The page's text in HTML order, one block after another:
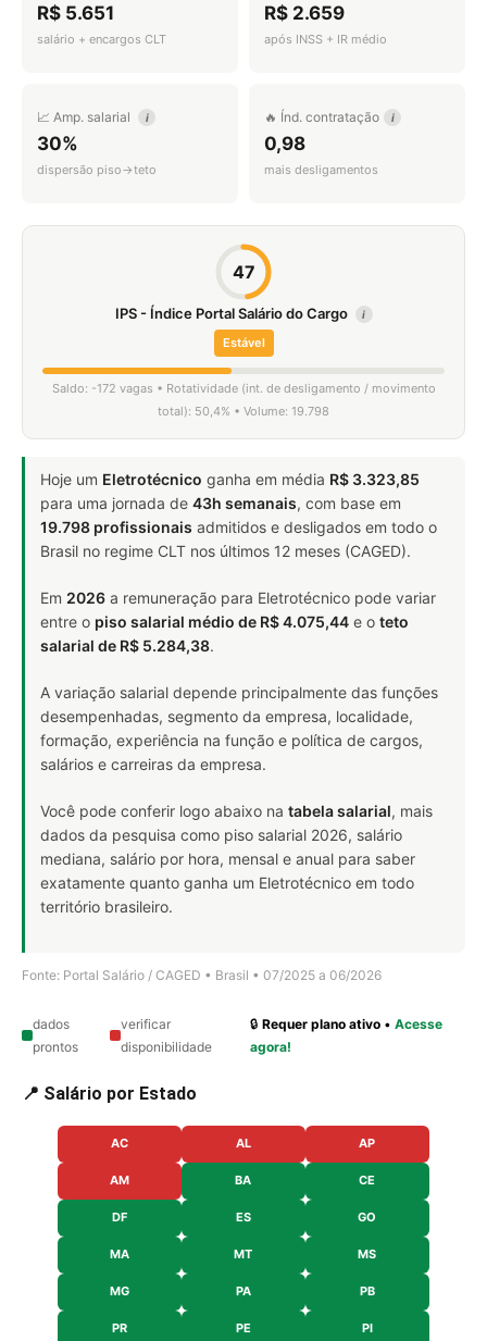
R$ 5.651
salário + encargos CLT
R$ 2.659
após INSS + IR médio
📈 Amp. salarial i
30%
dispersão piso→teto
🔥 Índ. contratação i
0,98
mais desligamentos
47
IPS - Índice Portal Salário do Cargo i
Estável
Saldo: -172 vagas • Rotatividade (int. de desligamento / movimento
total): 50,4% • Volume: 19.798
Hoje um Eletrotécnico ganha em média R$ 3.323,85
para uma jornada de 43h semanais, com base em
19.798 profissionais admitidos e desligados em todo o
Brasil no regime CLT nos últimos 12 meses (CAGED).
Em 2026 a remuneração para Eletrotécnico pode variar
entre o piso salarial médio de R$ 4.075,44 e o teto
salarial de R$ 5.284,38.
A variação salarial depende principalmente das funções
desempenhadas, segmento da empresa, localidade,
formação, experiência na função e política de cargos,
salários e carreiras da empresa.
Você pode conferir logo abaixo na tabela salarial, mais
dados da pesquisa como piso salarial 2026, salário
mediana, salário por hora, mensal e anual para saber
exatamente quanto ganha um Eletrotécnico em todo
território brasileiro.
Fonte: Portal Salário / CAGED • Brasil • 07/2025 a 06/2026
dados
prontos
verificar
disponibilidade
🔒Requer plano ativo •Acesse
agora!
📍 Salário por Estado
AC AL AP
AM BA CE
DF ES GO
MA MT MS
MG PA PB
PR PE PI